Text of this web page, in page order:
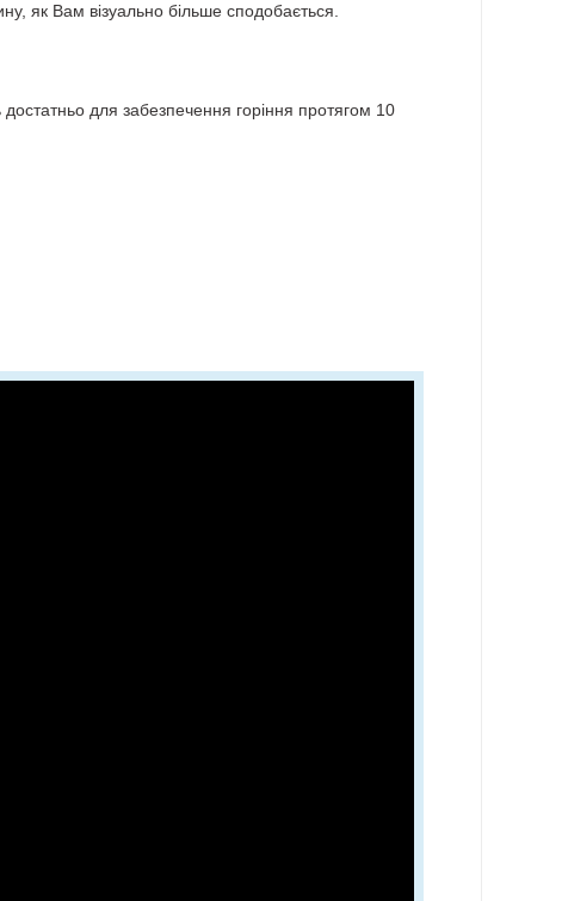
як Вам візуально більше сподобається.
достатньо для забезпечення горіння протягом 10